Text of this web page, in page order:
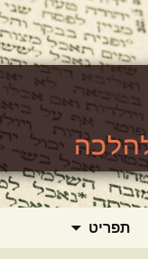
האתר ללימוד
תפריט